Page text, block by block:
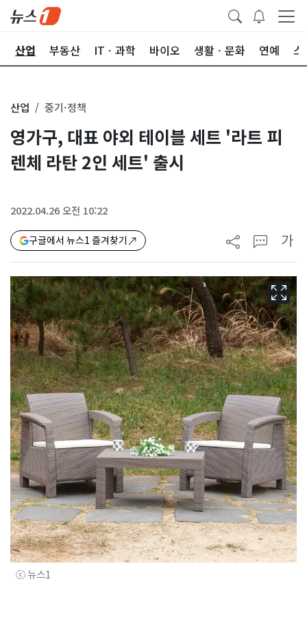
산업 부동산 ITㆍ과학 바이오 생활ㆍ문화 연예 스
산업 중기·정책
영가구, 대표 야외 테이블 세트 '라트 피
렌체 라탄 2인 세트' 출시
2022.04.26 오전 10:22
구글에서 뉴스1 즐겨찾기 가
ⓒ 뉴스1